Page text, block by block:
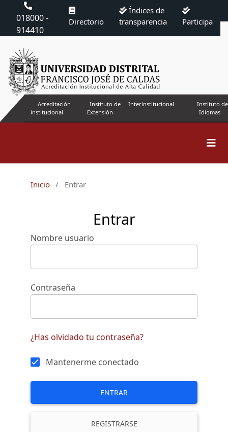
018000 -
914410
Directorio
Índices de
transparencia
Participa
Acreditación
institucional
Instituto de
Extensión
Interinstitucional
Instituto de
Idiomas
Inicio / Entrar
Entrar
Nombre usuario
Contraseña
¿Has olvidado tu contraseña?
Mantenerme conectado
ENTRAR
REGISTRARSE